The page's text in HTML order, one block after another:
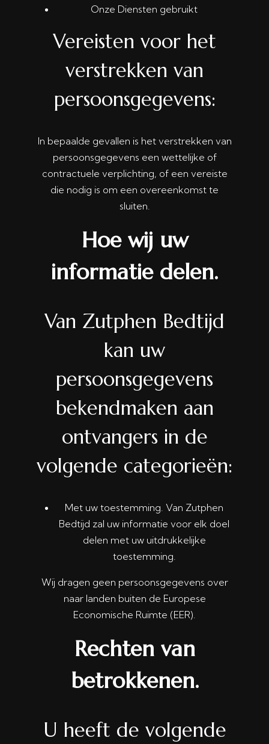
Onze Diensten gebruikt
Vereisten voor het
verstrekken van
persoonsgegevens:
In bepaalde gevallen is het verstrekken van
persoonsgegevens een wettelijke of
contractuele verplichting, of een vereiste
die nodig is om een overeenkomst te
sluiten.
Hoe wij uw
informatie delen.
Van Zutphen Bedtijd
kan uw
persoonsgegevens
bekendmaken aan
ontvangers in de
volgende categorieën:
Met uw toestemming. Van Zutphen
Bedtijd zal uw informatie voor elk doel
delen met uw uitdrukkelijke
toestemming.
Wij dragen geen persoonsgegevens over
naar landen buiten de Europese
Economische Ruimte (EER).
Rechten van
betrokkenen.
U heeft de volgende